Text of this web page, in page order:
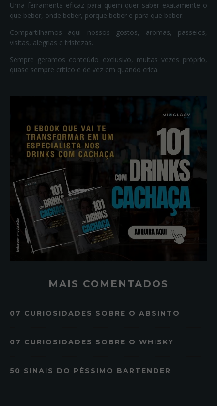
Uma ferramenta eficaz para quem quer saber exatamente o
que beber, onde beber, porque beber e para que beber.
Compartilhamos aqui nossos gostos, aromas, passeios,
visitas, alegrias e tristezas.
Sempre geramos conteúdo exclusivo, muitas vezes próprio,
quase sempre crítico e de vez em quando crica.
MAIS COMENTADOS
07 CURIOSIDADES SOBRE O ABSINTO
07 CURIOSIDADES SOBRE O WHISKY
50 SINAIS DO PÉSSIMO BARTENDER